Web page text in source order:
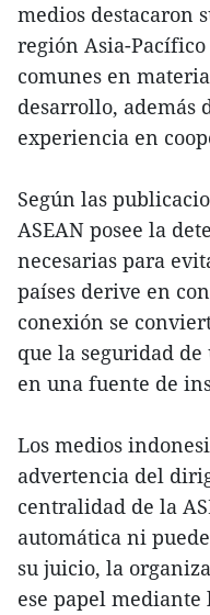
medios destacaron
región Asia-
comunes en
desarrollo, además
experiencia en
Según las
ASEAN posee la
necesarias para
países derive en
conexión se
que la seguridad
en una fuente de
Los medios
advertencia del
centralidad de la
automática ni
su juicio, la
ese papel